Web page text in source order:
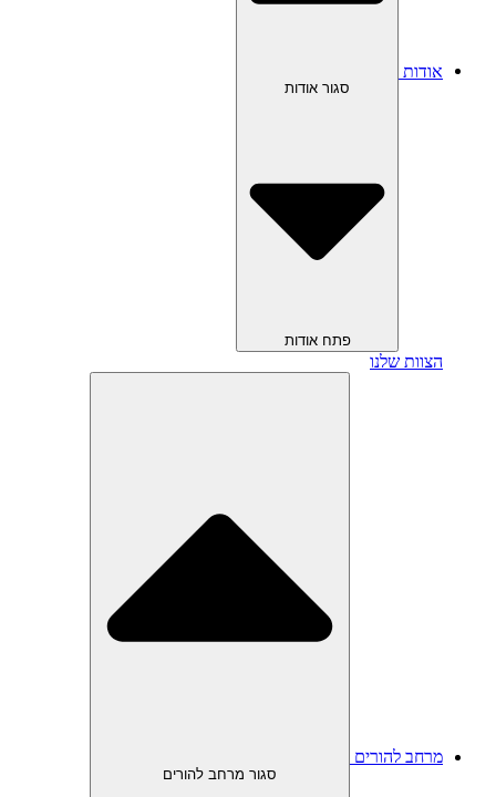
אודות
סגור אודות
פתח אודות
הצוות שלנו
מרחב להורים
סגור מרחב להורים